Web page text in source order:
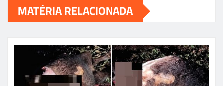
MATÉRIA RELACIONADA